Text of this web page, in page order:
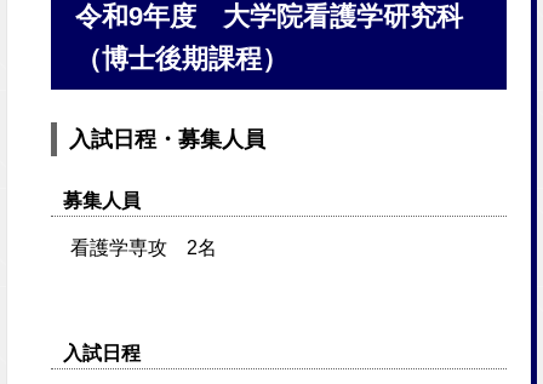
令和9年度 大学院看護学研究科
（博士後期課程）
入試日程・募集人員
募集人員
看護学専攻 2名
入試日程